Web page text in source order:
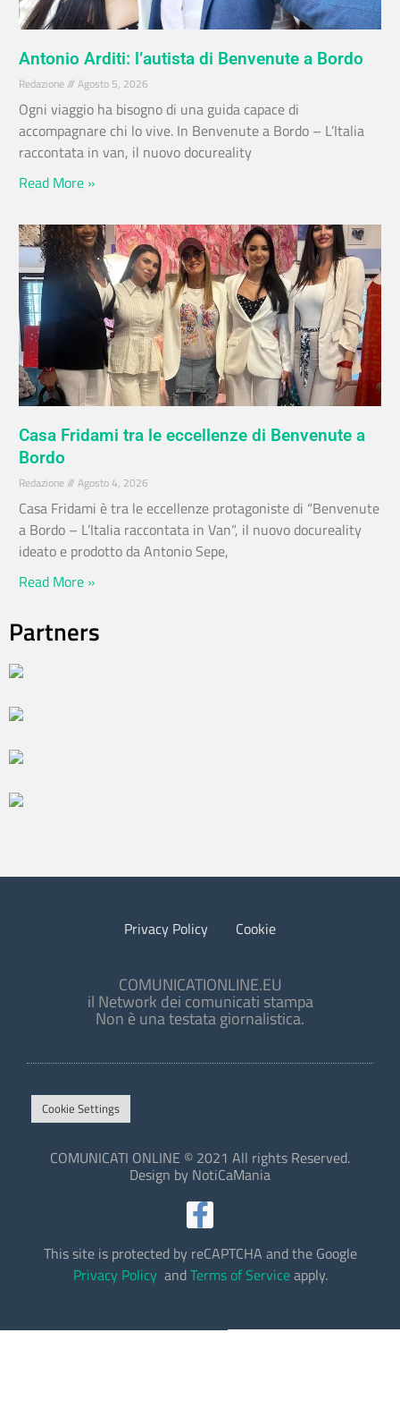
Antonio Arditi: l’autista di Benvenute a Bordo
Redazione Agosto 5, 2026
Ogni viaggio ha bisogno di una guida capace di
accompagnare chi lo vive. In Benvenute a Bordo – L’Italia
raccontata in van, il nuovo docureality
Read More »
Casa Fridami tra le eccellenze di Benvenute a
Bordo
Redazione Agosto 4, 2026
Casa Fridami è tra le eccellenze protagoniste di “Benvenute
a Bordo – L’Italia raccontata in Van“, il nuovo docureality
ideato e prodotto da Antonio Sepe,
Read More »
Partners
Privacy Policy Cookie
COMUNICATIONLINE.EU
il Network dei comunicati stampa
Non è una testata giornalistica.
Cookie Settings
COMUNICATI ONLINE © 2021 All rights Reserved.
Design by NotiCaMania
This site is protected by reCAPTCHA and the Google
Privacy PolicyandTerms of Serviceapply.